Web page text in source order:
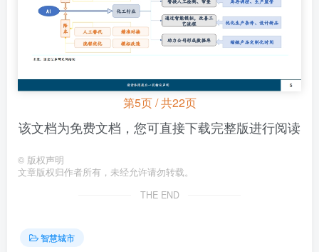
第5页 / 共22页
该文档为免费文档，您可直接下载完整版进行阅读
© 版权声明
文章版权归作者所有，未经允许请勿转载。
THE END
智慧城市